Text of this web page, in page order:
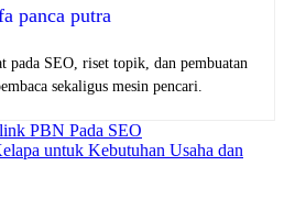
panca putra
pada SEO, riset topik, dan pembuatan
sekaligus mesin pencari.
PBN Pada SEO
untuk Kebutuhan Usaha dan